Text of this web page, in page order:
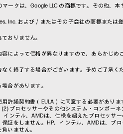
ークは、Google LLC の商標です。その他、
Inc. および／またはその子会社の商標または
おりません。
によって価格が異なりますので、あらかじめ
く終了する場合がございます。予めご了承くだ
合があります。
許諾契約書（EULA）に同意する必要があり
プロセッサーやその他システム・コンポー
ンテル、AMDは、仕様を超えたプロセッ
証をしません。HP、インテル、AMDは、
いません。